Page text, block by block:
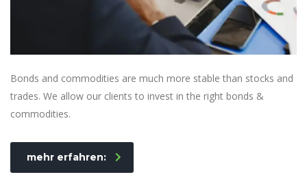
Bonds and commodities are much more stable than stocks and
trades. We allow our clients to invest in the right bonds &
commodities.
mehr erfahren: